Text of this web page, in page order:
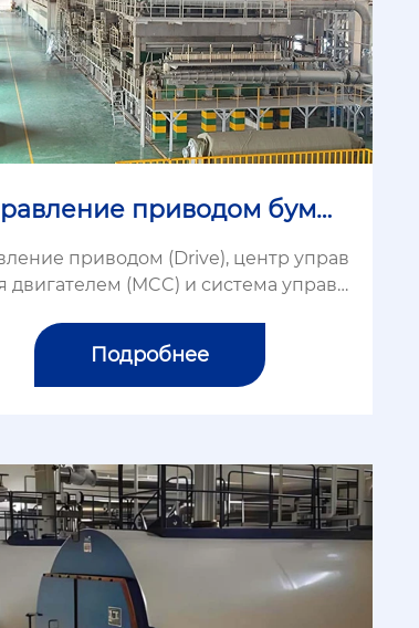
приводом бума
жной машины
приводом (Drive), центр управ
двигателем (MCC) и система управл
ключевыми электрическими платф
управления для современной бум
ажной п...
Подробнее